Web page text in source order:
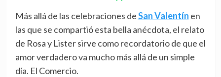
Más allá de las celebraciones deSan Valentín en
las que se compartió esta bella anécdota, el relato
de Rosa y Lister sirve como recordatorio de que el
amor verdadero va mucho más allá de un simple
día. El Comercio.